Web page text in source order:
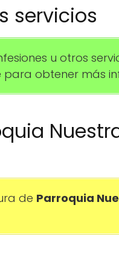
servicios
u otros
obtener más
de Parroquia